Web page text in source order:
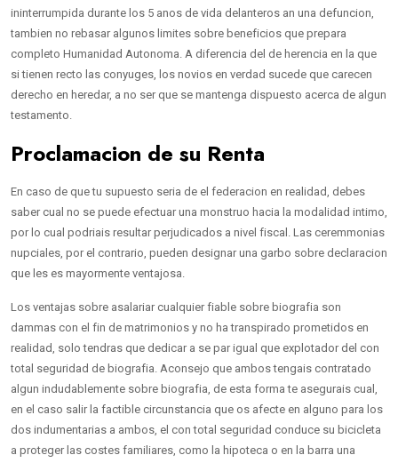
ininterrumpida durante los 5 anos de vida delanteros an una defuncion,
tambien no rebasar algunos limites sobre beneficios que prepara
completo Humanidad Autonoma. A diferencia del de herencia en la que
si tienen recto las conyuges, los novios en verdad sucede que carecen
derecho en heredar, a no ser que se mantenga dispuesto acerca de algun
testamento.
Proclamacion de su Renta
En caso de que tu supuesto seri­a de el federacion en realidad, debes
saber cual no se puede efectuar una monstruo hacia la modalidad intimo,
por lo cual podriais resultar perjudicados a nivel fiscal. Las ceremmonias
nupciales, por el contrario, pueden designar una garbo sobre declaracion
que les es mayormente ventajosa.
Los ventajas sobre asalariar cualquier fiable sobre biografia son
dammas con el fin de matrimonios y no ha transpirado prometidos en
realidad, solo tendras que dedicar a se par igual que explotador del con
total seguridad de biografia. Aconsejo que ambos tengais contratado
algun indudablemente sobre biografia, de esta forma te asegurais cual,
en el caso salir la factible circunstancia que os afecte en alguno para los
dos indumentarias a ambos, el con total seguridad conduce su bicicleta
a proteger las costes familiares, como la hipoteca o en la barra una